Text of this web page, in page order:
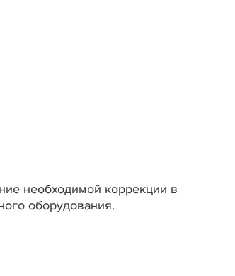
необходимой коррекции в
оборудования.